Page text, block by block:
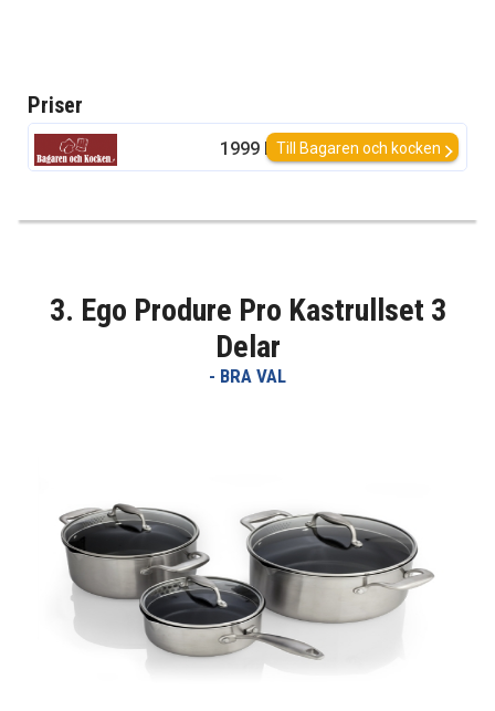
Priser
Till Bagaren och kocken
1999 kr
3. Ego Produre Pro Kastrullset 3
Delar
- BRA VAL